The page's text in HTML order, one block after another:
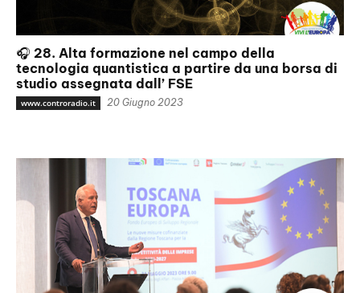
🎧 28. Alta formazione nel campo della
tecnologia quantistica a partire da una borsa di
studio assegnata dall’ FSE
www.controradio.it 20 Giugno 2023